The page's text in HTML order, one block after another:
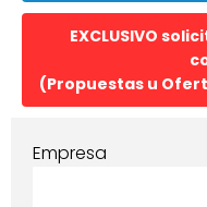
EXCLUSIVO
(Propuestas u
Empresa